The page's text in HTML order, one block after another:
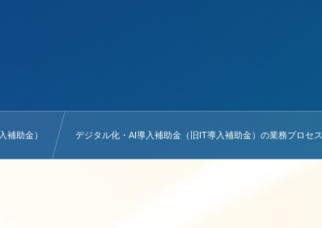
補助金） デジタル化・AI導入補助金（旧IT導入補助金）の業務プロセス